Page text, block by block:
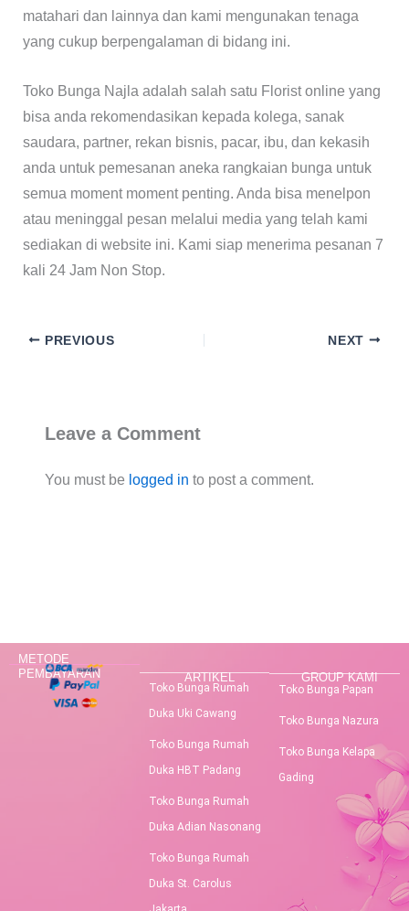
matahari dan lainnya dan kami mengunakan tenaga
yang cukup berpengalaman di bidang ini.
Toko Bunga Najla adalah salah satu Florist online yang
bisa anda rekomendasikan kepada kolega, sanak
saudara, partner, rekan bisnis, pacar, ibu, dan kekasih
anda untuk pemesanan aneka rangkaian bunga untuk
semua moment moment penting. Anda bisa menelpon
atau meninggal pesan melalui media yang telah kami
sediakan di website ini. Kami siap menerima pesanan 7
kali 24 Jam Non Stop.
PREVIOUS NEXT
Leave a Comment
You must be logged in to post a comment.
METODE
PEMBAYARAN
ARTIKEL
Toko Bunga Rumah
Duka Uki Cawang
Toko Bunga Rumah
Duka HBT Padang
Toko Bunga Rumah
Duka Adian Nasonang
Toko Bunga Rumah
Duka St. Carolus
GROUP KAMI
Toko Bunga Papan
Toko Bunga Nazura
Toko Bunga Kelapa
Gading